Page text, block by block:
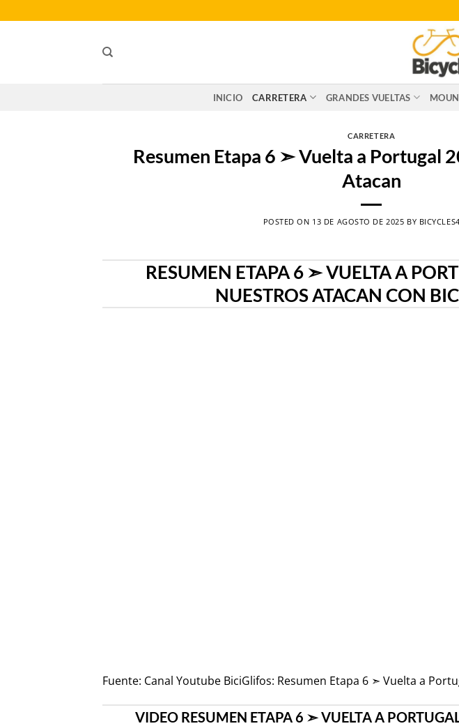
al
INICIO CARRETERA GRANDES VUELTAS
CARRETERA
Resumen Etapa 6 ➣ Vuelta a Portugal
Atacan
POSTED ON 13 DE AGOSTO DE 2025 BY
RESUMEN ETAPA 6 ➣ VUELTA A
NUESTROS ATACAN CON
Fuente: Canal Youtube BiciGlifos: Resumen Etapa 6 ➣ Vuelta a
VIDEO RESUMEN ETAPA 6 ➣ VUELTA A